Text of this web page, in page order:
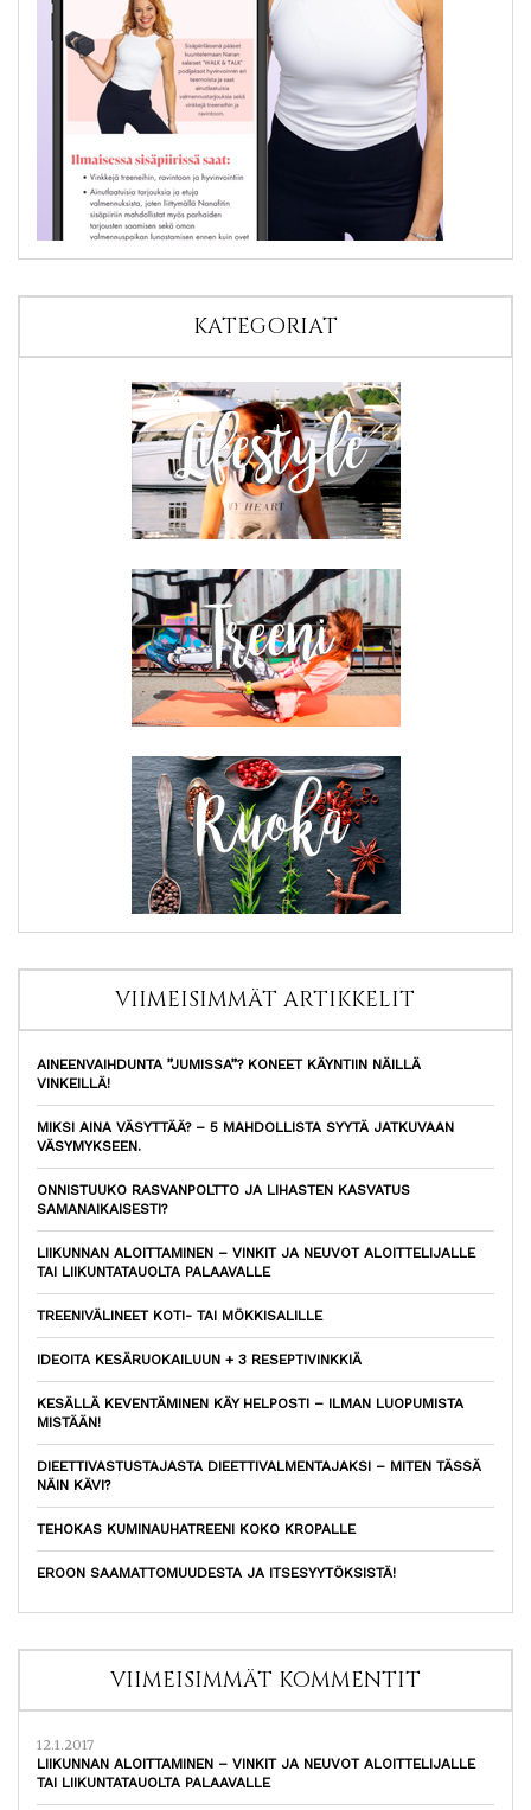
KATEGORIAT
VIIMEISIMMÄT ARTIKKELIT
AINEENVAIHDUNTA ”JUMISSA”? KONEET KÄYNTIIN NÄILLÄ
VINKEILLÄ!
MIKSI AINA VÄSYTTÄÄ? – 5 MAHDOLLISTA SYYTÄ JATKUVAAN
VÄSYMYKSEEN.
ONNISTUUKO RASVANPOLTTO JA LIHASTEN KASVATUS
SAMANAIKAISESTI?
LIIKUNNAN ALOITTAMINEN – VINKIT JA NEUVOT ALOITTELIJALLE
TAI LIIKUNTATAUOLTA PALAAVALLE
TREENIVÄLINEET KOTI- TAI MÖKKISALILLE
IDEOITA KESÄRUOKAILUUN + 3 RESEPTIVINKKIÄ
KESÄLLÄ KEVENTÄMINEN KÄY HELPOSTI – ILMAN LUOPUMISTA
MISTÄÄN!
DIEETTIVASTUSTAJASTA DIEETTIVALMENTAJAKSI – MITEN TÄSSÄ
NÄIN KÄVI?
TEHOKAS KUMINAUHATREENI KOKO KROPALLE
EROON SAAMATTOMUUDESTA JA ITSESYYTÖKSISTÄ!
VIIMEISIMMÄT KOMMENTIT
12.1.2017
LIIKUNNAN ALOITTAMINEN – VINKIT JA NEUVOT ALOITTELIJALLE
TAI LIIKUNTATAUOLTA PALAAVALLE